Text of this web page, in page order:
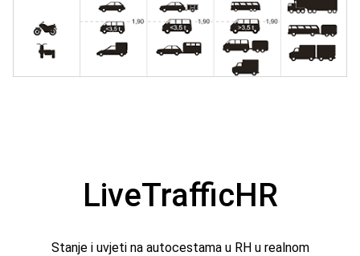
LiveTrafficHR
Stanje i uvjeti na autocestama u RH u realnom